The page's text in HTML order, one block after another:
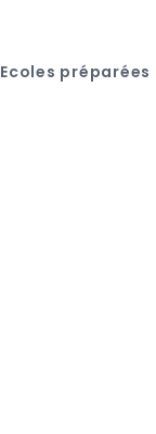
Ecoles préparées